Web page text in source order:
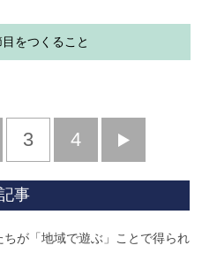
をつくること
3 4
へ
事
が「地域で遊ぶ」ことで得られ